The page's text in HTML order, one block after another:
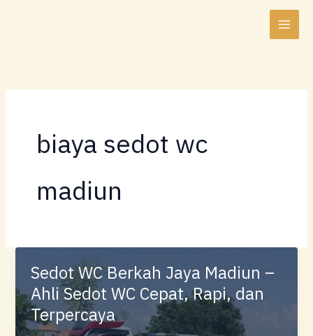
biaya sedot wc
madiun
Sedot WC Berkah Jaya Madiun –
Ahli Sedot WC Cepat, Rapi, dan
Terpercaya